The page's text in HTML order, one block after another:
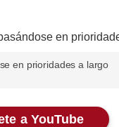
en prioridades a largo
a YouTube